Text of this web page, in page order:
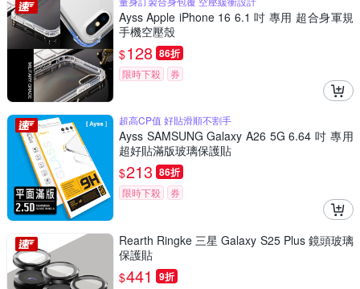
Ayss Apple iPhone 16 6.1 吋 專用 超合身軍規
手機空壓殼
$128 86折
限時下殺 券
超高CP值 好貼滑順不割手
Ayss SAMSUNG Galaxy A26 5G 6.64 吋 專用
超好貼滿版玻璃保護貼
$213 86折
限時下殺 券
Rearth Ringke 三星 Galaxy S25 Plus 鏡頭玻璃
保護貼
$441 9折